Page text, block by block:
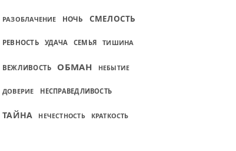
РАЗОБЛАЧЕНИЕ НОЧЬ СМЕЛОСТЬ
РЕВНОСТЬ УДАЧА СЕМЬЯ ТИШИНА
ВЕЖЛИВОСТЬ ОБМАН НЕБЫТИЕ
ДОВЕРИЕ НЕСПРАВЕДЛИВОСТЬ
ТАЙНА НЕЧЕСТНОСТЬ КРАТКОСТЬ